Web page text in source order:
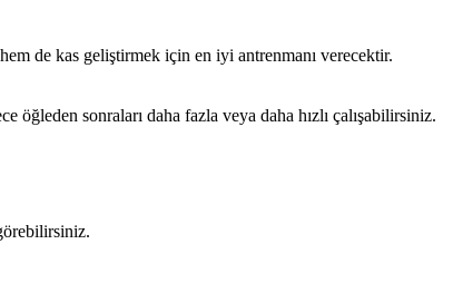
de kas geliştirmek için en iyi antrenmanı verecektir.
sonraları daha fazla veya daha hızlı çalışabilirsiniz.